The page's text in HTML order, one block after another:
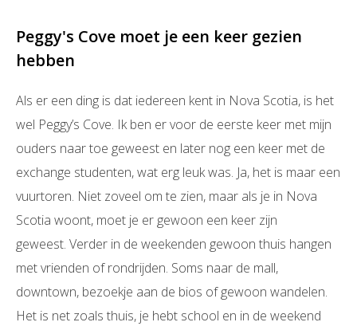
Peggy's Cove moet je een keer gezien
hebben
Als er een ding is dat iedereen kent in Nova Scotia, is het
wel Peggy’s Cove. Ik ben er voor de eerste keer met mijn
ouders naar toe geweest en later nog een keer met de
exchange studenten, wat erg leuk was. Ja, het is maar een
vuurtoren. Niet zoveel om te zien, maar als je in Nova
Scotia woont, moet je er gewoon een keer zijn
geweest. Verder in de weekenden gewoon thuis hangen
met vrienden of rondrijden. Soms naar de mall,
downtown, bezoekje aan de bios of gewoon wandelen.
Het is net zoals thuis, je hebt school en in de weekend